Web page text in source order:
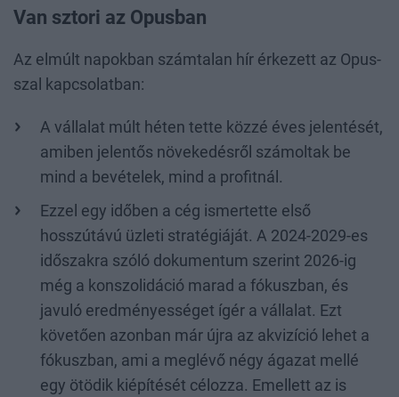
Van sztori az Opusban
Az elmúlt napokban számtalan hír érkezett az Opus-
szal kapcsolatban:
A vállalat múlt héten tette közzé éves jelentését,
amiben jelentős növekedésről számoltak be
mind a bevételek, mind a profitnál.
Ezzel egy időben a cég ismertette első
hosszútávú üzleti stratégiáját. A 2024-2029-es
időszakra szóló dokumentum szerint 2026-ig
még a konszolidáció marad a fókuszban, és
javuló eredményességet ígér a vállalat. Ezt
követően azonban már újra az akvizíció lehet a
fókuszban, ami a meglévő négy ágazat mellé
egy ötödik kiépítését célozza. Emellett az is